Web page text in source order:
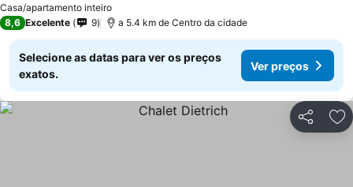
Casa/apartamento inteiro
Ver preços
8,6 Excelente 9 a 5.4 km de Centro da cidade
Selecione as datas para ver os preços
exatos.
Ver preços
Partilhar